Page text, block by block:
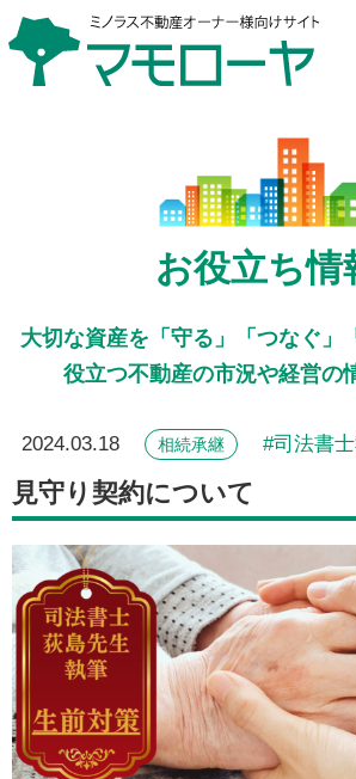
お役立ち情
大切な資産を「守る」「つなぐ」
役立つ不動産の市況や経営の
2024.03.18 相続承継 司法書
見守り契約について